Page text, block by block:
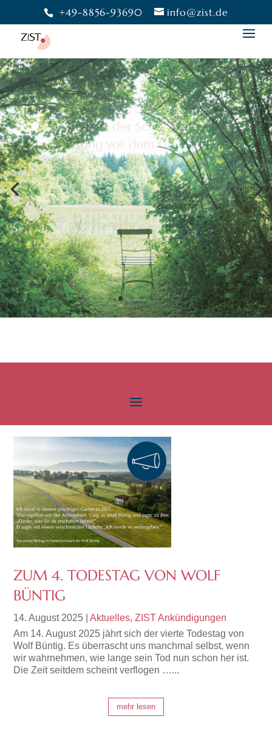
+49-8856-93690 info@zist.de
Bewusstheit gibt uns die
Freiheit,eine Wahl zu treffen.
Moshé Feldenkrais
ZUM 4. TODESTAG VON WOLF
BÜNTIG
14. August 2025 |Aktuelles,ZIST Ankündigungen
Am 14. August 2025 jährt sich der vierte Todestag von
Wolf Büntig. Es überrascht uns manchmal selbst, wenn
wir wahrnehmen, wie lange sein Tod nun schon her ist.
Die Zeit seitdem scheint verflogen …...
mehr lesen